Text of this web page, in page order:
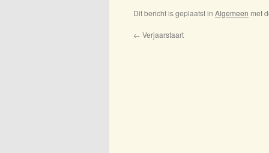
Dit bericht is geplaatst in Algemeen met
← Verjaarstaart